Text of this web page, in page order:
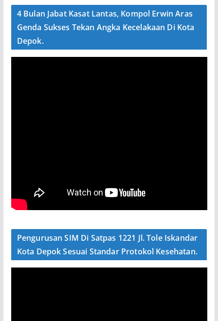
4 Bulan Jabat Kasat Lantas, Kompol Erwin Aras
Genda Sukses Tekan Angka Kecelakaan Di Kota
Depok.
Pengurusan SIM Di Satpas 1221 Jl. Tole Iskandar
Kota Depok Sesuai Standar Protokol Kesehatan.